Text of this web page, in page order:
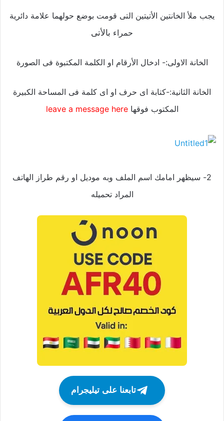
يجب ملأ الخانتين الأتيتين التى قومت بوضع حولهما علامة دائرية
حمراء بالأتى
الخانة الاولى:- ادخال الأرقام او الكلمة المكتبوة فى الصورة
الخانة الثانية:-كتابة اى حرف او اى كلمة فى المساحة الكبيرة
المكتوب فوقهاleave a message here
2- سيظهر امامك اسم الملف وبه موديل او رقم طراز الهاتف
المراد تحميله
تابعنا على تيليجرام